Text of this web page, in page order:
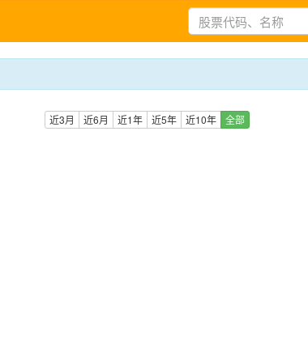
近3月 近6月 近1年 近5年 近10年 全部